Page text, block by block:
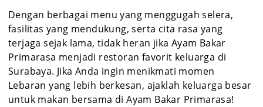
Dengan berbagai menu yang menggugah selera,
fasilitas yang mendukung, serta cita rasa yang
terjaga sejak lama, tidak heran jika Ayam Bakar
Primarasa menjadi restoran favorit keluarga di
Surabaya. Jika Anda ingin menikmati momen
Lebaran yang lebih berkesan, ajaklah keluarga besar
untuk makan bersama di Ayam Bakar Primarasa!